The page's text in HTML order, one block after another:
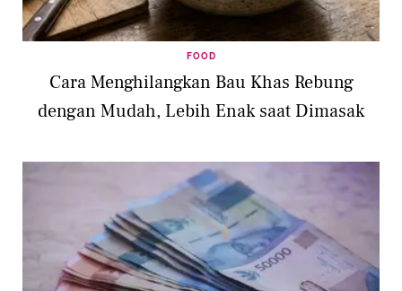
FOOD
Cara Menghilangkan Bau Khas Rebung
dengan Mudah, Lebih Enak saat Dimasak